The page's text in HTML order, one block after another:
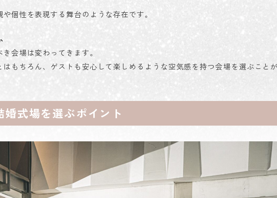
個性を表現する舞台のような存在です。
会場は変わってきます。
もちろん、ゲストも安心して楽しめるような空気感を持つ会場を選ぶこと
式場を選ぶポイント